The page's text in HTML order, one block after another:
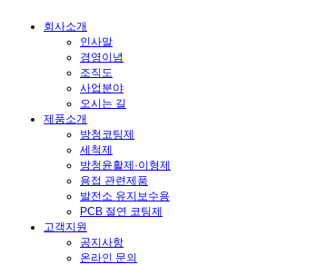
회사소개
인사말
경영이념
조직도
사업분야
오시는 길
제품소개
방청코팅제
세척제
방청윤활제·이형제
용접 관련제품
발전소 유지보수용
PCB 절연 코팅제
고객지원
공지사항
온라인 문의